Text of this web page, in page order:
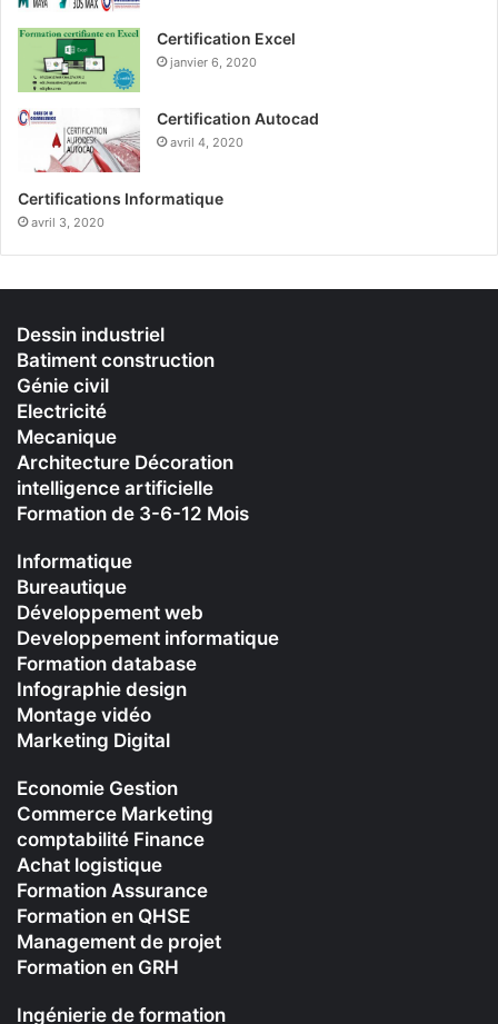
Certification Excel
janvier 6, 2020
Certification Autocad
avril 4, 2020
Certifications Informatique
avril 3, 2020
Dessin industriel
Batiment construction
Génie civil
Electricité
Mecanique
Architecture Décoration
intelligence artificielle
Formation de 3-6-12 Mois
Informatique
Bureautique
Développement web
Developpement informatique
Formation database
Infographie design
Montage vidéo
Marketing Digital
Economie Gestion
Commerce Marketing
comptabilité Finance
Achat logistique
Formation Assurance
Formation en QHSE
Management de projet
Formation en GRH
Ingénierie de formation